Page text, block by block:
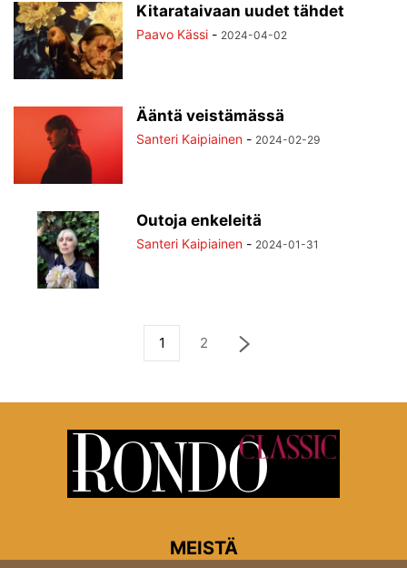
Kitarataivaan uudet tähdet
Paavo Kässi - 2024-04-02
Ääntä veistämässä
Santeri Kaipiainen - 2024-02-29
Outoja enkeleitä
Santeri Kaipiainen - 2024-01-31
1 2
MEISTÄ